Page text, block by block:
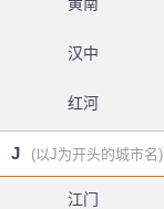
汉中
红河
J (以J为开头的城市名)
江门